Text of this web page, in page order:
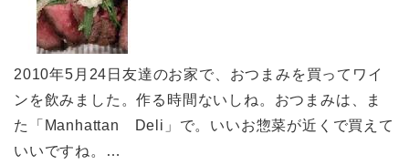
2010年5月24日友達のお家で、おつまみを買ってワイ
ンを飲みました。作る時間ないしね。おつまみは、ま
た「Manhattan Deli」で。いいお惣菜が近くで買えて
いいですね。…